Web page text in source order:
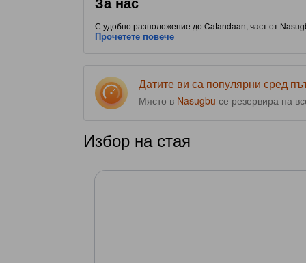
С удобно разположение до Catandaan, част от
хранене. Този обект с 3.0 звезди е изпълнен с
Прочетете повече
Датите ви са популярни сред
Място в Nasugbu се резервира на
Избор на стая